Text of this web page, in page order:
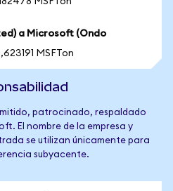
a Microsoft (Ondo
MSFTon
patrocinado, respaldado
El nombre de la empresa y
se utilizan únicamente para
subyacente.